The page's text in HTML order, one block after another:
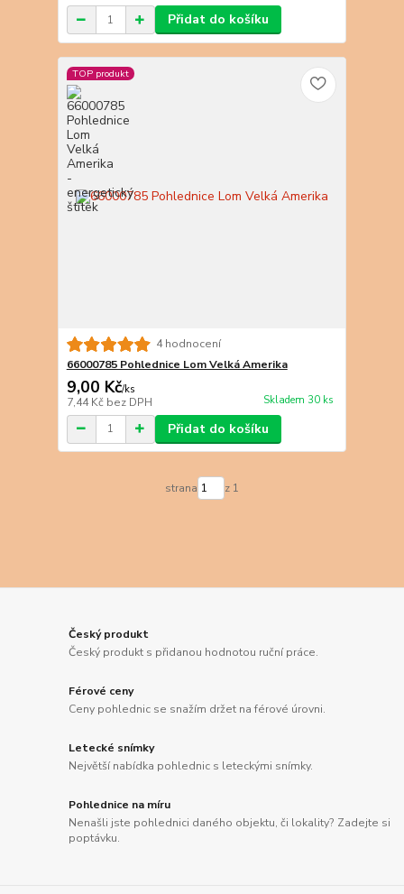
Přidat do košíku
TOP produkt
4 hodnocení
66000785 Pohlednice Lom Velká Amerika
9,00 Kč/ks
7,44 Kč bez DPH Skladem 30 ks
Přidat do košíku
strana z 1
Český produkt
Český produkt s přidanou hodnotou ruční práce.
Férové ceny
Ceny pohlednic se snažím držet na férové úrovni.
Letecké snímky
Největší nabídka pohlednic s leteckými snímky.
Pohlednice na míru
Nenašli jste pohlednici daného objektu, či lokality? Zadejte si
poptávku.